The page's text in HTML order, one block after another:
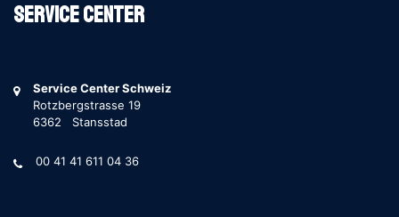
Service Center
Service Center Schweiz
Rotzbergstrasse 19
6362 Stansstad
00 41 41 611 04 36